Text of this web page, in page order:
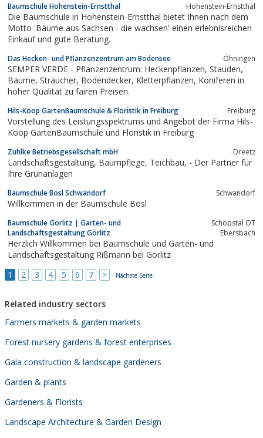
Baumschule Hohenstein-Ernstthal Hohenstein-Ernstthal
Die Baumschule in Hohenstein-Ernstthal bietet Ihnen nach dem
Motto 'Bäume aus Sachsen - die wachsen' einen erlebnisreichen
Einkauf und gute Beratung.
Das Hecken- und Pflanzenzentrum am Bodensee Öhningen
SEMPER VERDE - Pflanzenzentrum: Heckenpflanzen, Stauden,
Bäume, Sträucher, Bodendecker, Kletterpflanzen, Koniferen in
hoher Qualität zu fairen Preisen.
Hils-Koop GartenBaumschule & Floristik in Freiburg Freiburg
Vorstellung des Leistungsspektrums und Angebot der Firma Hils-
Koop GartenBaumschule und Floristik in Freiburg
Zühlke Betriebsgesellschaft mbH Dreetz
Landschaftsgestaltung, Baumpflege, Teichbau, - Der Partner für
Ihre Grünanlagen
Baumschule Bösl Schwandorf Schwandorf
Willkommen in der Baumschule Bösl
Baumschule Görlitz | Garten- und
Landschaftsgestaltung Görlitz
Schöpstal OT
Ebersbach
Herzlich Willkommen bei Baumschule und Garten- und
Landschaftsgestaltung Rißmann bei Görlitz
1
2 3 4 5 6 7 > Nächste Seite
Related industry sectors
Farmers markets & garden markets
Forest nursery gardens & forest enterprises
Gala construction & landscape gardeners
Garden & plants
Gardeners & Florists
Landscape Architecture & Garden Design